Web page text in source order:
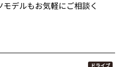
デルもお気軽にご相談く
ドライブ